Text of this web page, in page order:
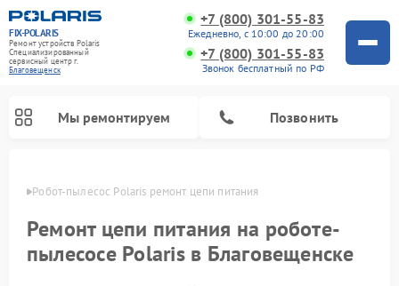
FIX-POLARIS
Ремонт устройств Polaris
Специализированный
cервисный центр г.
Благовещенск
+7 (800) 301-55-83
Ежедневно, с 10:00 до 20:00
+7 (800) 301-55-83
Звонок бесплатный по РФ
Мы ремонтируем Позвонить
Робот-пылесос Polaris ремонт цепи питания
Ремонт цепи питания на роботе-
пылесосе Polaris в Благовещенске